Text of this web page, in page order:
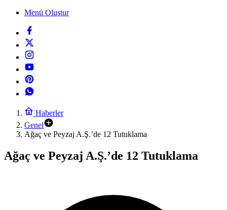
Menü Oluştur
Haberler
Genel
Ağaç ve Peyzaj A.Ş.’de 12 Tutuklama
Ağaç ve Peyzaj A.Ş.’de 12 Tutuklama